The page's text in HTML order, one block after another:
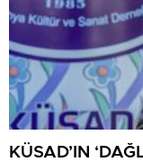
KÜSAD’IN